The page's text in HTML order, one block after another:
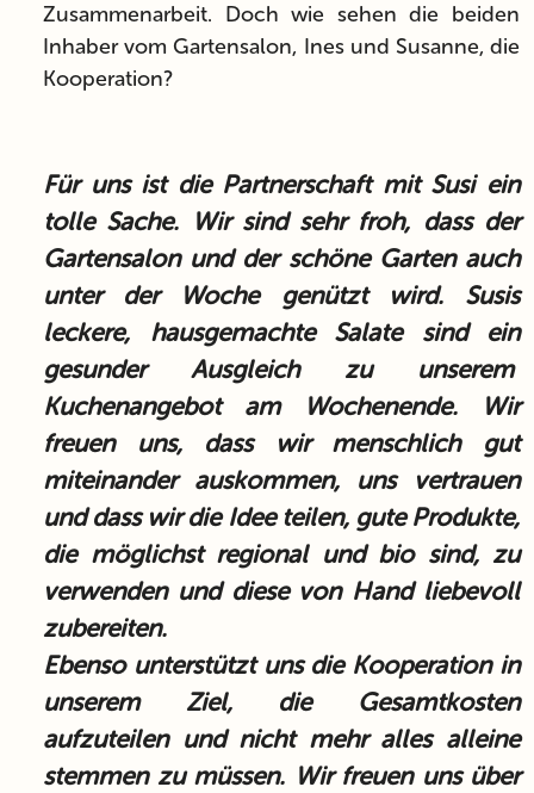
Zusammenarbeit. Doch wie sehen die beiden
Inhaber vom Gartensalon, Ines und Susanne, die
Kooperation?
Für uns ist die Partnerschaft mit Susi ein
tolle Sache. Wir sind sehr froh, dass der
Gartensalon und der schöne Garten auch
unter der Woche genützt wird. Susis
leckere, hausgemachte Salate sind ein
gesunder Ausgleich zu unserem
Kuchenangebot am Wochenende. Wir
freuen uns, dass wir menschlich gut
miteinander auskommen, uns vertrauen
und dass wir die Idee teilen, gute Produkte,
die möglichst regional und bio sind, zu
verwenden und diese von Hand liebevoll
zubereiten.
Ebenso unterstützt uns die Kooperation in
unserem Ziel, die Gesamtkosten
aufzuteilen und nicht mehr alles alleine
stemmen zu müssen. Wir freuen uns über